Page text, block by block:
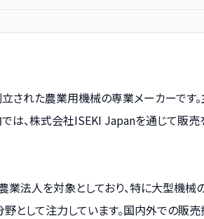
れた農業用機械の専業メーカーです
は、株式会社ISEKI Japanを通じて販売
業法人を対象としており、特に大型機
として注力しています。国内外での